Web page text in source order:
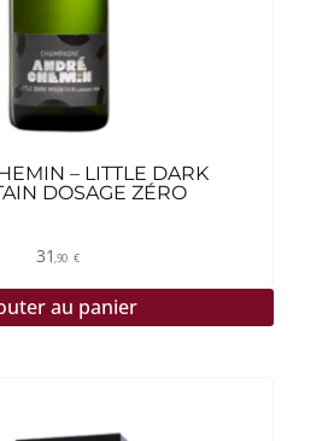
– LITTLE DARK
DOSAGE ZÉRO
31,90 €
au panier